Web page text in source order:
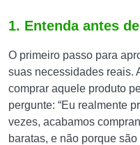
1. Entenda antes
O primeiro passo para
suas necessidades reais.
comprar aquele produto
pergunte: “Eu realmente
vezes, acabamos
baratas, e não porque